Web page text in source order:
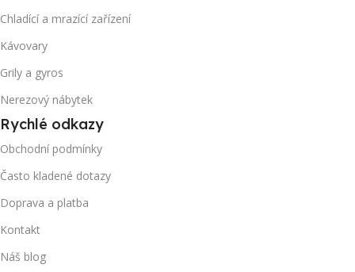
Chladící a mrazící zařízení
Kávovary
Grily a gyros
Nerezový nábytek
Rychlé odkazy
Obchodní podmínky
Často kladené dotazy
Doprava a platba
Kontakt
Náš blog